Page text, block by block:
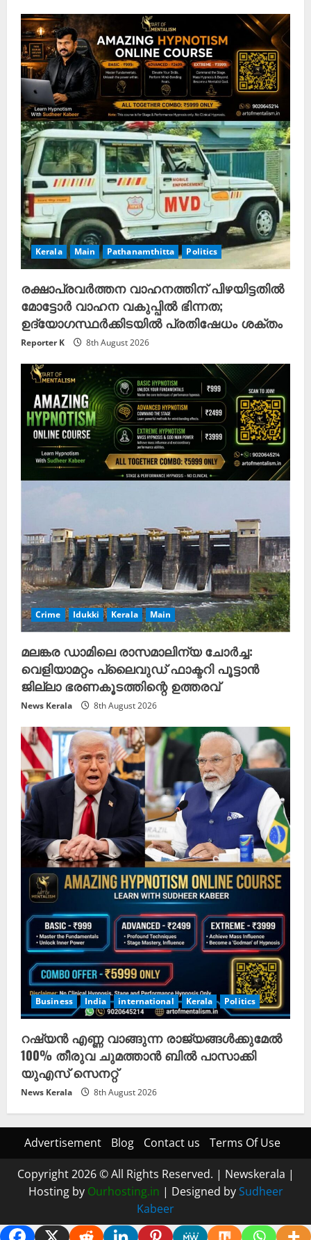
Kerala Main Pathanamthitta Politics
രക്ഷാപ്രവർത്തന വാഹനത്തിന് പിഴയിട്ടതിൽ
മോട്ടോർ വാഹന വകുപ്പിൽ ഭിന്നത;
ഉദ്യോഗസ്ഥർക്കിടയിൽ പ്രതിഷേധം ശക്തം
Reporter K 8th August 2026
Crime Idukki Kerala Main
മലങ്കര ഡാമിലെ രാസമാലിന്യ ചോർച്ച:
വെളിയാമറ്റം പ്ലൈവുഡ് ഫാക്ടറി പൂട്ടാൻ
ജില്ലാ ഭരണകൂടത്തിന്റെ ഉത്തരവ്
News Kerala 8th August 2026
Business India international Kerala Politics
റഷ്യൻ എണ്ണ വാങ്ങുന്ന രാജ്യങ്ങൾക്കുമേൽ
100% തീരുവ ചുമത്താൻ ബിൽ പാസാക്കി
യുഎസ് സെനറ്റ്
News Kerala 8th August 2026
Advertisement Blog Contact us Terms Of Use
Copyright 2026 © All Rights Reserved. | Newskerala |
Hosting by Ourhosting.in | Designed by Sudheer
Kabeer